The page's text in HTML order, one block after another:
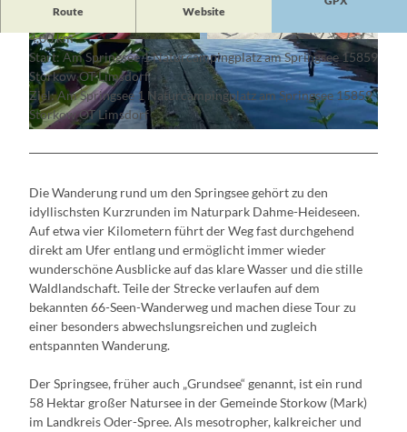
© Jennifer Ehm, Lizenz: Seenland Oder Spree © Jennifer Ehm, Lizenz: Seenland Oder Spree
Route Website
4,00 km
Start: Am Springsee 1 Naturcampingplatz am Springsee 15859
Storkow OT Limsdorf
Ziel: Am Springsee 1 Naturcampingplatz am Springsee 15859
Storkow OT Limsdorf
Die Wanderung rund um den Springsee gehört zu den
idyllischsten Kurzrunden im Naturpark Dahme-Heideseen.
Auf etwa vier Kilometern führt der Weg fast durchgehend
direkt am Ufer entlang und ermöglicht immer wieder
wunderschöne Ausblicke auf das klare Wasser und die stille
Waldlandschaft. Teile der Strecke verlaufen auf dem
bekannten 66-Seen-Wanderweg und machen diese Tour zu
einer besonders abwechslungsreichen und zugleich
entspannten Wanderung.
Der Springsee, früher auch „Grundsee“ genannt, ist ein rund
58 Hektar großer Natursee in der Gemeinde Storkow (Mark)
im Landkreis Oder-Spree. Als mesotropher, kalkreicher und